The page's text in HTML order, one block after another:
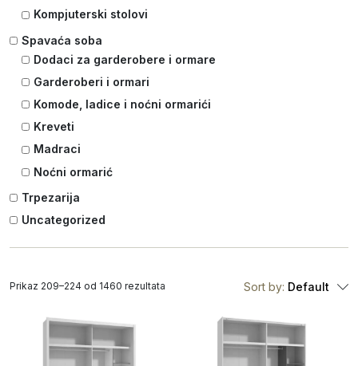
Kompjuterski stolovi
Spavaća soba
Dodaci za garderobere i ormare
Garderoberi i ormari
Komode, ladice i noćni ormarići
Kreveti
Madraci
Noćni ormarić
Trpezarija
Uncategorized
Sort by: Default
Prikaz 209–224 od 1460 rezultata